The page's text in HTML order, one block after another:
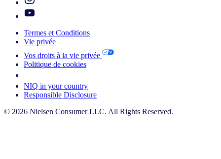
Termes et Conditions
Vie privée
Vos droits à la vie privée
Politique de cookies
NIQ in your country
Responsible Disclosure
© 2026 Nielsen Consumer LLC. All Rights Reserved.